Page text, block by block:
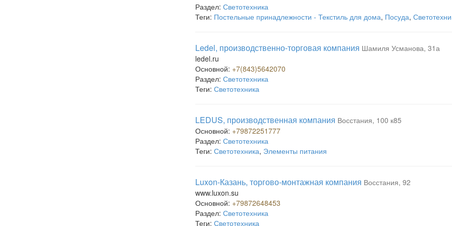
Раздел: Светотехника
Теги: Постельные принадлежности - Текстиль для дома, Посуда,
Ledel, производственно-торговая компания Шамиля Усманова, 31а
ledel.ru
Основной: +7(843)5642070
Раздел: Светотехника
Теги: Светотехника
LEDUS, производственная компания Восстания, 100 к85
Основной: +79872251777
Раздел: Светотехника
Теги: Светотехника, Элементы питания
Luxon-Казань, торгово-монтажная компания Восстания, 92
www.luxon.su
Основной: +79872648453
Раздел: Светотехника
Теги: Светотехника